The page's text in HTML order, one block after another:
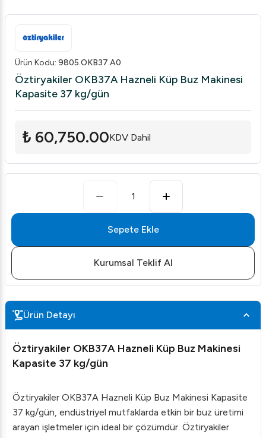
Ürün Kodu: 9805.OKB37.A0
Öztiryakiler OKB37A Hazneli Küp Buz Makinesi
Kapasite 37 kg/gün
₺ 60,750.00KDV Dahil
1
Sepete Ekle
Kurumsal Teklif Al
Ürün Detayı
Öztiryakiler OKB37A Hazneli Küp Buz Makinesi
Kapasite 37 kg/gün
Öztiryakiler OKB37A Hazneli Küp Buz Makinesi Kapasite
37 kg/gün, endüstriyel mutfaklarda etkin bir buz üretimi
arayan işletmeler için ideal bir çözümdür. Öztiryakiler